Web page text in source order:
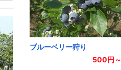
ブルーベリー狩り
500円～